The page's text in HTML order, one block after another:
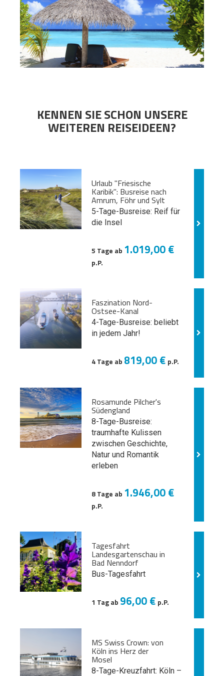
KENNEN SIE SCHON UNSERE
WEITEREN REISEIDEEN?
Urlaub "Friesische
Karibik": Busreise nach
Amrum, Föhr und Sylt
5-Tage-Busreise: Reif für
die Insel
5 Tage ab 1.019,00 €
p.P.
Faszination Nord-
Ostsee-Kanal
4-Tage-Busreise: beliebt
in jedem Jahr!
4 Tage ab 819,00 € p.P.
Rosamunde Pilcher's
Südengland
8-Tage-Busreise:
traumhafte Kulissen
zwischen Geschichte,
Natur und Romantik
erleben
8 Tage ab 1.946,00 €
p.P.
Tagesfahrt
Landesgartenschau in
Bad Nenndorf
Bus-Tagesfahrt
1 Tag ab 96,00 € p.P.
MS Swiss Crown: von
Köln ins Herz der
Mosel
8-Tage-Kreuzfahrt: Köln –